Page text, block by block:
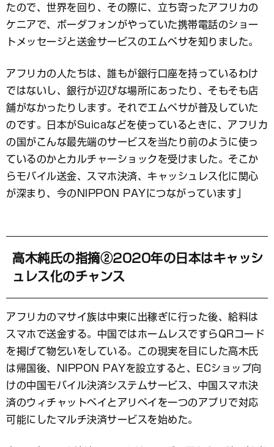
たので、世界を回り、その際に、立ち寄ったアフリカの
ケニアで、ボーダフォンがやっていた携帯電話のショー
トメッセージと送金サービスのエムペサを知りました。
アフリカの人たちは、誰もが銀行口座を持っているわけ
ではないし、銀行が辺ぴな場所にあったり、そもそも店
舗がなかったりします。それでエムペサが普及していた
のです。日本がSuicaなどを使っているときに、アフリカ
の国がこんな最先端のサービスを当たり前のように使っ
ているのかとカルチャーショックを受けました。そこか
らモバイル送金、スマホ決済、キャッシュレス化に関心
が深まり、今のNIPPON PAYにつながっています」
高木純氏の指摘②2020年の日本はキャッシ
ュレス化のチャンス
アフリカのマサイ族は中東に出稼ぎに行った後、給料は
スマホで送金する。中国ではホームレスですらQRコード
を掲げて物乞いをしている。この現実を目にした高木氏
は帰国後、NIPPON PAYを設立すると、ECショップ向
けの中国モバイル決済システムサービス、中国スマホ決
済のウィチャットペイとアリペイを一つのアプリで対応
可能にしたマルチ決済サービスを始めた。